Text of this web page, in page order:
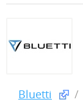
Bluetti